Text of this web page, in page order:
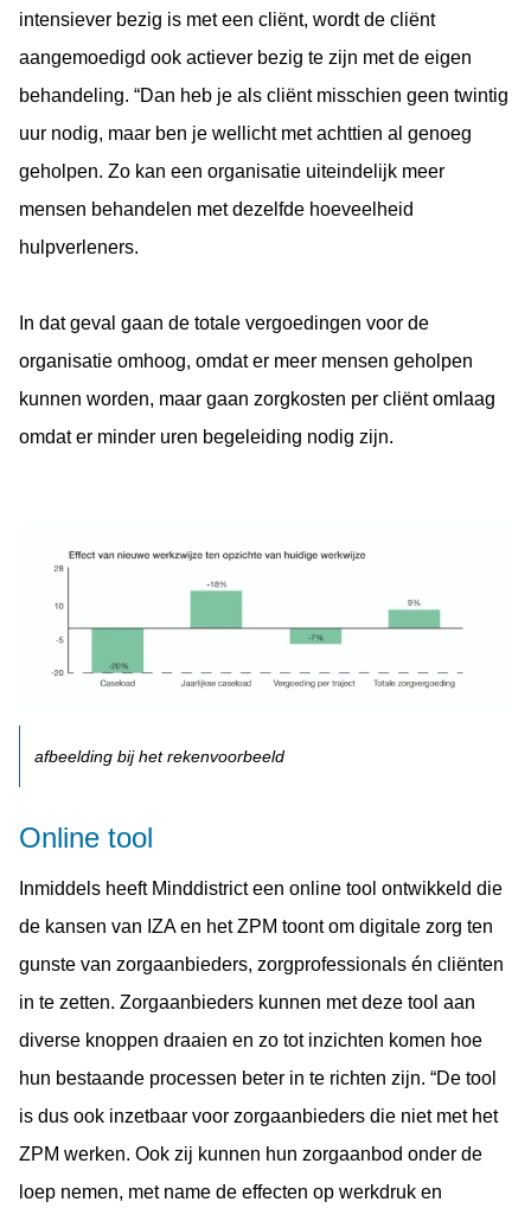
intensiever bezig is met een cliënt, wordt de cliënt
aangemoedigd ook actiever bezig te zijn met de eigen
behandeling. “Dan heb je als cliënt misschien geen twintig
uur nodig, maar ben je wellicht met achttien al genoeg
geholpen. Zo kan een organisatie uiteindelijk meer
mensen behandelen met dezelfde hoeveelheid
hulpverleners.
In dat geval gaan de totale vergoedingen voor de
organisatie omhoog, omdat er meer mensen geholpen
kunnen worden, maar gaan zorgkosten per cliënt omlaag
omdat er minder uren begeleiding nodig zijn.
afbeelding bij het rekenvoorbeeld
Online tool
Inmiddels heeft Minddistrict een online tool ontwikkeld die
de kansen van IZA en het ZPM toont om digitale zorg ten
gunste van zorgaanbieders, zorgprofessionals én cliënten
in te zetten. Zorgaanbieders kunnen met deze tool aan
diverse knoppen draaien en zo tot inzichten komen hoe
hun bestaande processen beter in te richten zijn. “De tool
is dus ook inzetbaar voor zorgaanbieders die niet met het
ZPM werken. Ook zij kunnen hun zorgaanbod onder de
loep nemen, met name de effecten op werkdruk en